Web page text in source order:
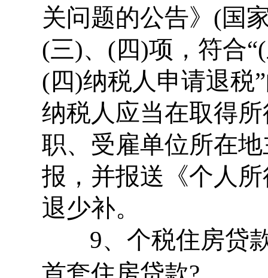
关问题的公告》(国
(三)、(四)项，符合
(四)纳税人申请退税
纳税人应当在取得
职、受雇单位所在
报，并报送《个人
退少补。
9、个税住房贷